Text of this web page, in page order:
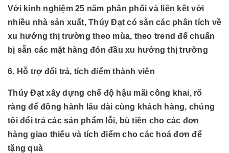
Với kinh nghiệm 25 năm phân phối và liên kết với
nhiều nhà sản xuất, Thúy Đạt có sẵn các phân tích về
xu hướng thị trường theo mùa, theo trend để chuẩn
bị sẵn các mặt hàng đón đầu xu hướng thị trường
6. Hỗ trợ đổi trả, tích điểm thành viên
Thúy Đạt xây dựng chế độ hậu mãi công khai, rõ
ràng để đồng hành lâu dài cùng khách hàng, chúng
tôi đổi trả các sản phẩm lỗi, bù tiền cho các đơn
hàng giao thiếu và tích điểm cho các hoá đơn để
tặng quà